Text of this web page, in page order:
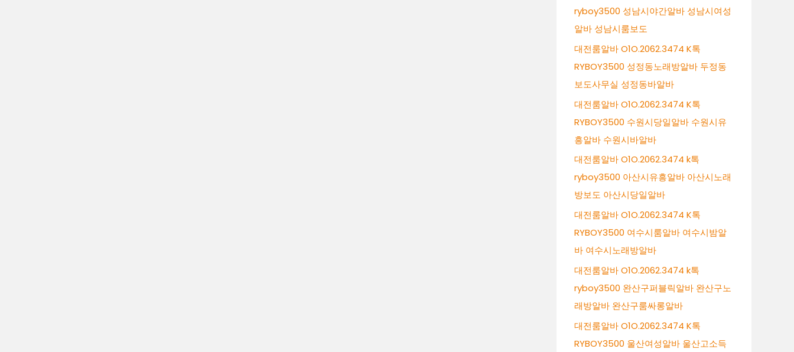
ryboy3500 성남시야간알바 성남시여성
알바 성남시룸보도
대전룸알바 O1O.2062.3474 K톡
RYBOY3500 성정동노래방알바 두정동
보도사무실 성정동바알바
대전룸알바 O1O.2062.3474 K톡
RYBOY3500 수원시당일알바 수원시유
흥알바 수원시바알바
대전룸알바 O1O.2062.3474 k톡
ryboy3500 아산시유흥알바 아산시노래
방보도 아산시당일알바
대전룸알바 O1O.2062.3474 K톡
RYBOY3500 여수시룸알바 여수시밤알
바 여수시노래방알바
대전룸알바 O1O.2062.3474 k톡
ryboy3500 완산구퍼블릭알바 완산구노
래방알바 완산구룸싸롱알바
대전룸알바 O1O.2062.3474 K톡
RYBOY3500 울산여성알바 울산고소득